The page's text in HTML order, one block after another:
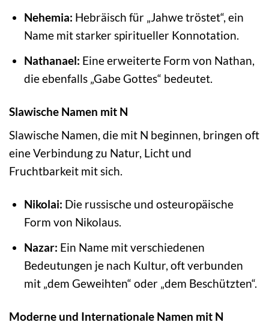
Nehemia: Hebräisch für „Jahwe tröstet“, ein
Name mit starker spiritueller Konnotation.
Nathanael: Eine erweiterte Form von Nathan,
die ebenfalls „Gabe Gottes“ bedeutet.
Slawische Namen mit N
Slawische Namen, die mit N beginnen, bringen oft
eine Verbindung zu Natur, Licht und
Fruchtbarkeit mit sich.
Nikolai: Die russische und osteuropäische
Form von Nikolaus.
Nazar: Ein Name mit verschiedenen
Bedeutungen je nach Kultur, oft verbunden
mit „dem Geweihten“ oder „dem Beschützten“.
Moderne und Internationale Namen mit N